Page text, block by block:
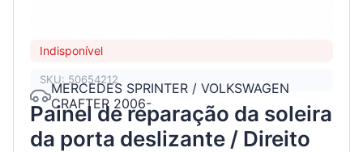
Indisponível
SKU: 50654212
MERCEDES SPRINTER / VOLKSWAGEN
CRAFTER 2006-
Painel de reparação da soleira
da porta deslizante / Direito